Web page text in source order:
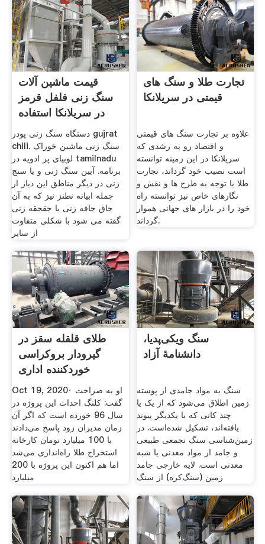
قیمت ماشین آلات
سنگ زنی فلفل قرمز
در سریلانکا استفاده
می شود
دستگاه سنگ زنی پودر gujrat
chili. سنگ زنی ماشین خوراک
لوبیای پر ادویه در tamilnadu
برنامه. آیین سنگ زنی و یا سنج
زنی در دیگر مناطق این دیار از
جمله ابیانه نطنز نیز که به آن
جاق جاقه زنی یا جقجقه زنی
گفته می شود با شکلی متفاوت
از سایر
تجارت طلا و سنگ های
قیمتی در سریلانکا
علاوه بر تجارت سنگ های قیمتی
و اقتصاد رو به رشدی که
سریلانکا در این زمینه توانسته
است نصیب خود گرداند، تجارت
طلا با توجه به طرح ها و نقش و
نگارهای خاص نیز توانسته راه
خود را در بازار های جهانی هموار
گرداند.
طلای قلقله سقز در
گیرودار بروکراسی
خوردکننده اداری
Oct 19, 2020· او به صراحت
گفت: کلنگ احداث این پروژه در
سال 96 خورده است که اگر آن
زمان مدیران زود پاسخ می‌دادند
با 100 میلیارد تومان کارخانه
استخراج طلا راه‌‌اندازی می‌شد
اما هم اکنون این پروژه با 200
میلیارد
سنگ ویکی‌پدیا،
دانشنامهٔ آزاد
سنگ به مواد جامدی از پوسته
زمین اطلاق می‌شود که از یک یا
چند کانی که با یکدیگر پیوند
یافته‌اند، تشکیل شده‌است. در
زمین‌شناسی سنگ تجمعی طبیعی
و جامد از مواد معدنی یا شبه
معدنی است. لایه خارجی جامد
زمین (سنگ‌کره) از سنگ